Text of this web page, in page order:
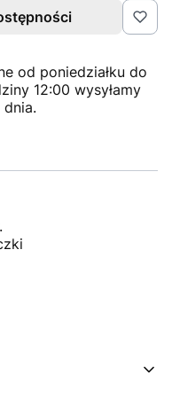
od poniedziałku do
12:00 wysyłamy